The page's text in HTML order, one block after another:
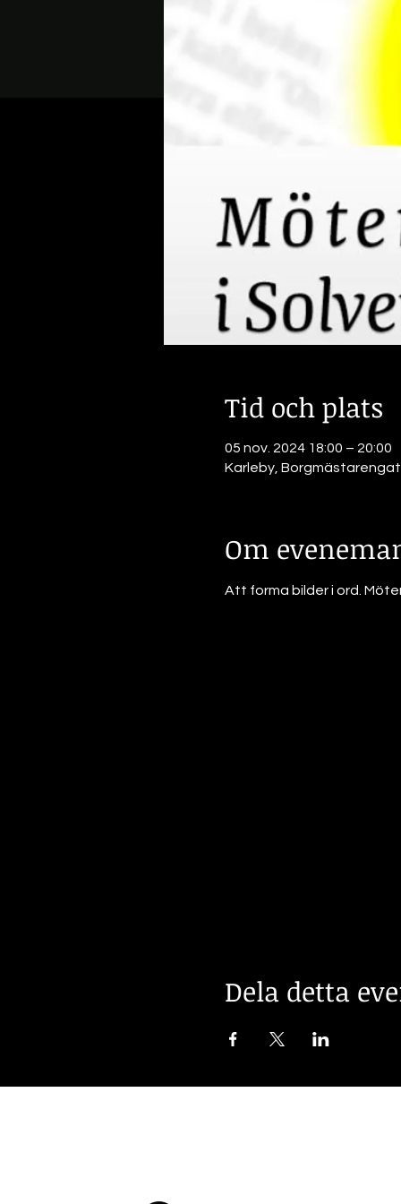
Tid och plats
05 nov. 2024 18:00 – 20:00
Karleby,
Om
Att forma bilder i ord.
Dela detta